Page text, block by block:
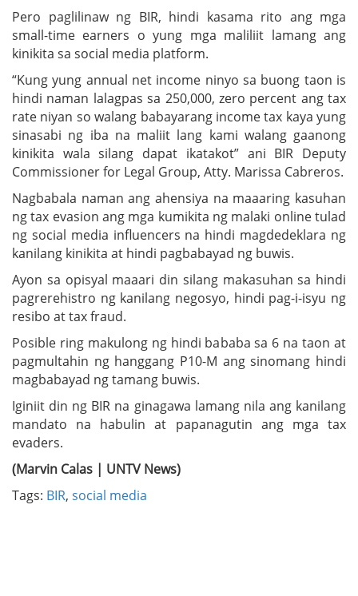
Pero paglilinaw ng BIR, hindi kasama rito ang mga
small-time earners o yung mga maliliit lamang ang
kinikita sa social media platform.
“Kung yung annual net income ninyo sa buong taon is
hindi naman lalagpas sa 250,000, zero percent ang tax
rate niyan so walang babayarang income tax kaya yung
sinasabi ng iba na maliit lang kami walang gaanong
kinikita wala silang dapat ikatakot” ani BIR Deputy
Commissioner for Legal Group, Atty. Marissa Cabreros.
Nagbabala naman ang ahensiya na maaaring kasuhan
ng tax evasion ang mga kumikita ng malaki online tulad
ng social media influencers na hindi magdedeklara ng
kanilang kinikita at hindi pagbabayad ng buwis.
Ayon sa opisyal maaari din silang makasuhan sa hindi
pagrerehistro ng kanilang negosyo, hindi pag-i-isyu ng
resibo at tax fraud.
Posible ring makulong ng hindi bababa sa 6 na taon at
pagmultahin ng hanggang P10-M ang sinomang hindi
magbabayad ng tamang buwis.
Iginiit din ng BIR na ginagawa lamang nila ang kanilang
mandato na habulin at papanagutin ang mga tax
evaders.
(Marvin Calas | UNTV News)
Tags: BIR, social media